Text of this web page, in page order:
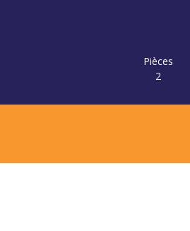
Pièces
2